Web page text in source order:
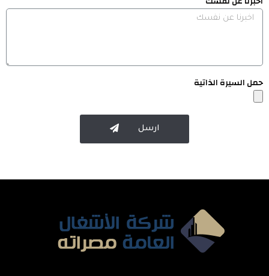
حمل السيرة الذاتية
ارسل